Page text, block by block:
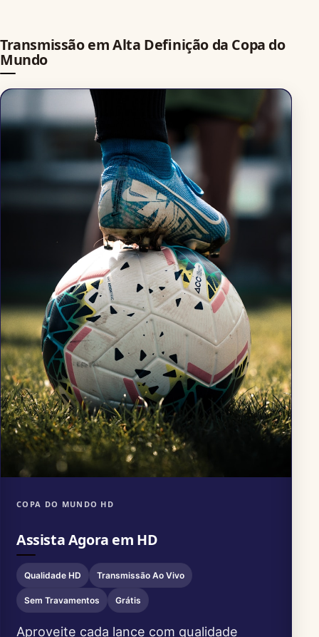
Transmissão em Alta Definição da Copa do
Mundo
COPA DO MUNDO HD
Assista Agora em HD
Qualidade HD Transmissão Ao Vivo
Sem Travamentos Grátis
Aproveite cada lance com qualidade